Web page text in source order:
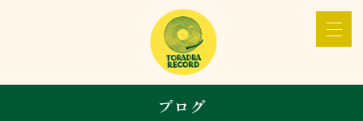
ブログ